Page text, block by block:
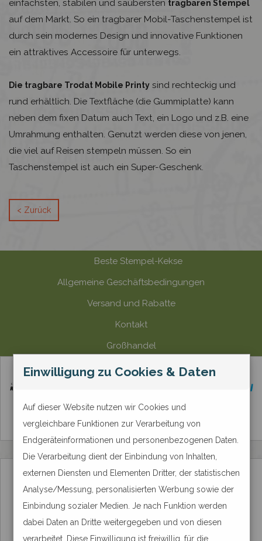
einfachsten, stabilen und saubersten tragbaren Stempel
auf dem Markt. So ein tragbarer Mobil-Taschenstempel ist
durch sein modernes Design und innovative Funktionen
ein attraktives Accessoire für unterwegs.
Die tragbare Trodat Mobile Printy sind rechteckig und
rund erhältlich. Die Textfläche (die Gummiplatte) kann
neben dem fixen Datum auch Text, ein Logo und z.B. eine
Umrahmung enthalten. Genutzt werden diese von jenen,
die viel auf Reisen stempeln müssen. So ein
Taschenstempel ist auch ein Super-Geschenk.
< Zurück
Beste Stempel-Kekse
Allgemeine Geschäftsbedingungen
Versand und Rabatte
Kontakt
Großhandel
Einwilligung zu Cookies & Daten
Auf dieser Website nutzen wir Cookies und
vergleichbare Funktionen zur Verarbeitung von
Endgeräteinformationen und personenbezogenen Daten.
Die Verarbeitung dient der Einbindung von Inhalten,
externen Diensten und Elementen Dritter, der statistischen
Analyse/Messung, personalisierten Werbung sowie der
Einbindung sozialer Medien. Je nach Funktion werden
dabei Daten an Dritte weitergegeben und von diesen
verarbeitet. Diese Einwilligung ist freiwillig, für die